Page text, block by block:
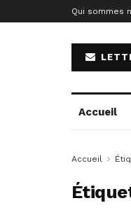
Qui sommes
Accueil
Accueil